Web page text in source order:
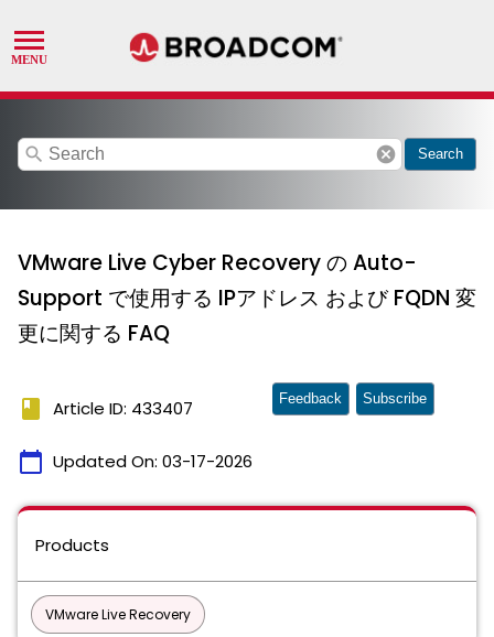
search cancel Search
VMware Live Cyber Recovery の Auto-
Support で使用する IPアドレス および FQDN 変
更に関する FAQ
book Article ID: 433407
calendar_today Updated On: 03-17-2026
Feedback Subscribe
Products
VMware Live Recovery